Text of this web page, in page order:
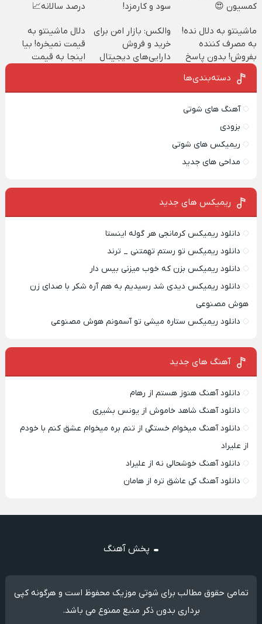
کمسیون 😍
سود و کارمزد!
درصد سالانه📈
ماشینتو به دلال نده!
به مصرف کننده
بفروش! بدون پاسخ
به یک تماس
والکس: بازار امن برای
خرید و فروش
دارایی‌های دیجیتال
دلال ماشینتو به
قیمت نمیخره! بیا
اینجا به قیمت
دسته‌بندی‌ها
آهنگ های شوتی
بزودی
ریمیکس های شوتی
مداحی های جدید
ریمیکس‌ های جدید
دانلود ریمیکس کرمانجی هر گوله اینستا
دانلود ریمیکس تو رستم تهمتنی _ ترند
دانلود ریمیکس بزن که خوب میزنی بیس دار
دانلود ریمیکس دیدی شد رسیدیم به هم آره شکر با صدای زن
هوش مصنوعی
دانلود ریمیکس ستاره میشی تو آسمونم هوش مصنوعی
آهنگ های جدید
دانلود آهنگ هنوز هستم از رهام
دانلود آهنگ شاهد خاموش از یونس بشیری
دانلود آهنگ میخوام خستگی از تنم بره میخوام عشق کنم با خودم
از علیراد
دانلود آهنگ خوشحالی نه از علیراد
دانلود آهنگ کی عاشق تره از هامان
پخش آهنگ
تمامی حقوق مطالب برای شوتی موزیک محفوظ است و هرگونه کپی
برداری بدون ذکر منبع ممنوع می باشد.